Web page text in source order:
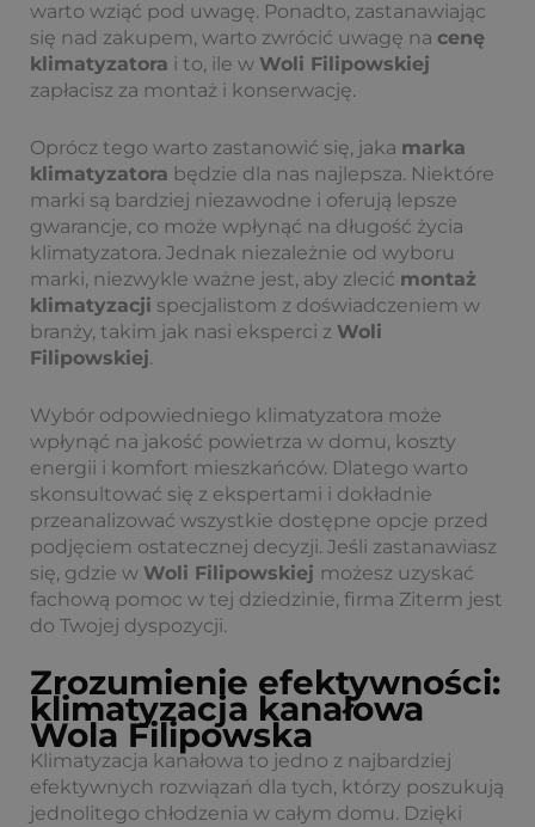
warto wziąć pod uwagę. Ponadto, zastanawiając
się nad zakupem, warto zwrócić uwagę na cenę
klimatyzatora i to, ile w Woli Filipowskiej
zapłacisz za montaż i konserwację.
Oprócz tego warto zastanowić się, jaka marka
klimatyzatora będzie dla nas najlepsza. Niektóre
marki są bardziej niezawodne i oferują lepsze
gwarancje, co może wpłynąć na długość życia
klimatyzatora. Jednak niezależnie od wyboru
marki, niezwykle ważne jest, aby zlecić montaż
klimatyzacji specjalistom z doświadczeniem w
branży, takim jak nasi eksperci z Woli
Filipowskiej.
Wybór odpowiedniego klimatyzatora może
wpłynąć na jakość powietrza w domu, koszty
energii i komfort mieszkańców. Dlatego warto
skonsultować się z ekspertami i dokładnie
przeanalizować wszystkie dostępne opcje przed
podjęciem ostatecznej decyzji. Jeśli zastanawiasz
się, gdzie w Woli Filipowskiej możesz uzyskać
fachową pomoc w tej dziedzinie, firma Ziterm jest
do Twojej dyspozycji.
Zrozumienie efektywności:
klimatyzacja kanałowa
Wola Filipowska
Klimatyzacja kanałowa to jedno z najbardziej
efektywnych rozwiązań dla tych, którzy poszukują
jednolitego chłodzenia w całym domu. Dzięki